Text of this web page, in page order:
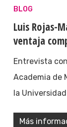
BLOG
Luis Rojas-
ventaja
Entrevista
Academia de
la
Más